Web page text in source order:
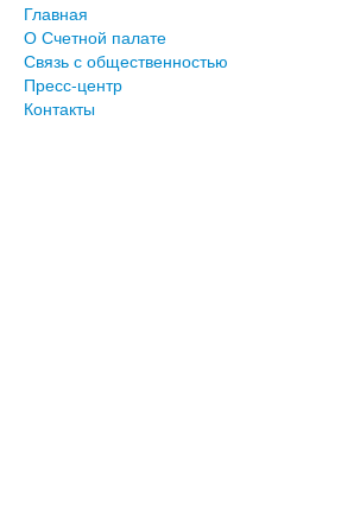
Главная
О Счетной палате
Связь с общественностью
Пресс-центр
Контакты